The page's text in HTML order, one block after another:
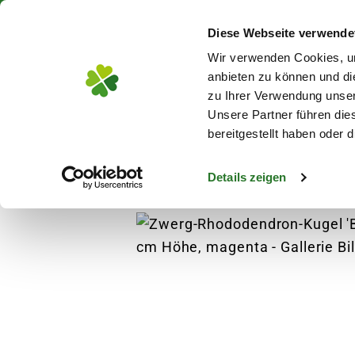
Diese Webseite
Wir verwenden Cookies,
anbieten zu können und
zu Ihrer Verwendung
Unsere Partner führen
bereitgestellt haben oder
Details zeigen
Blumen
Pflanzen Gehölze Laubgehölze